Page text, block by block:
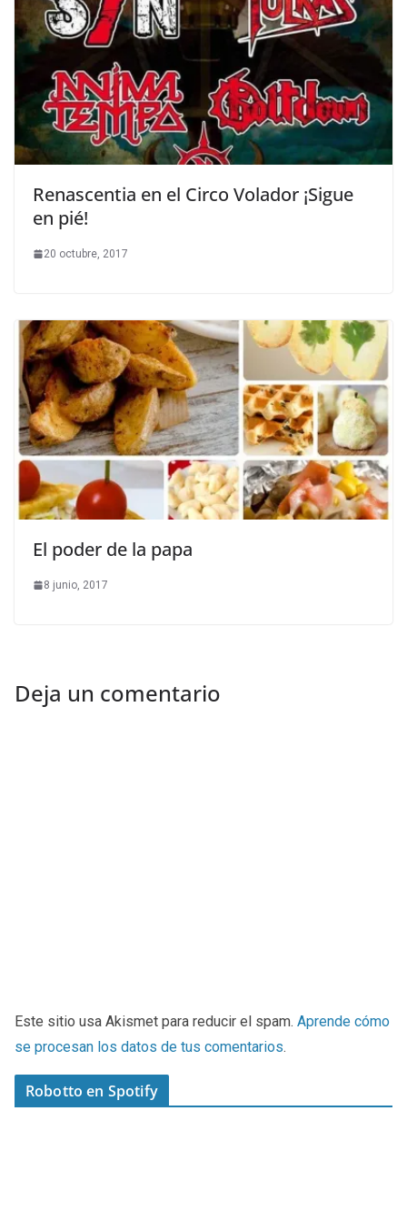
Renascentia en el Circo Volador ¡Sigue
en pié!
20 octubre, 2017
El poder de la papa
8 junio, 2017
Deja un comentario
Este sitio usa Akismet para reducir el spam. Aprende cómo
se procesan los datos de tus comentarios.
Robotto en Spotify